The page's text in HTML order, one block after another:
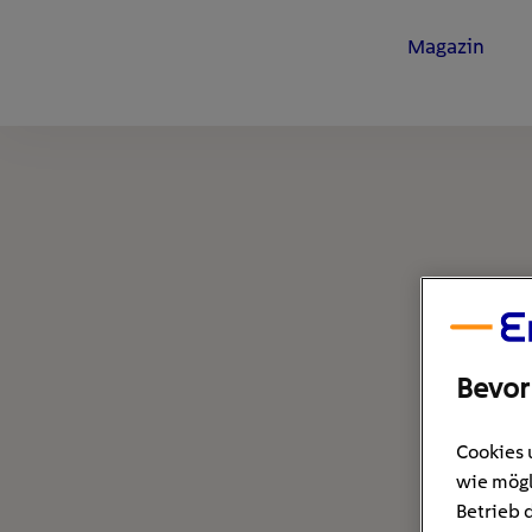
Magazin
Cookies
wie
Betrieb